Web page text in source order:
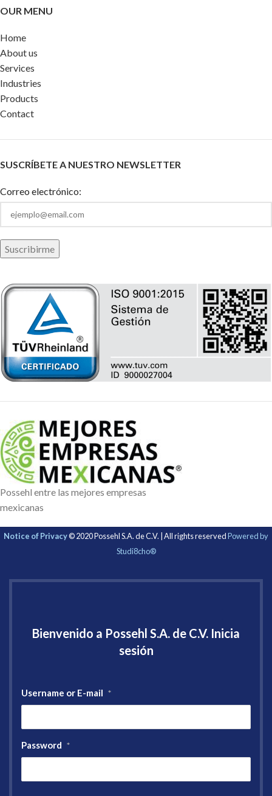
OUR MENU
Home
About us
Services
Industries
Products
Contact
SUSCRÍBETE A NUESTRO NEWSLETTER
Correo electrónico:
Possehl entre las mejores empresas
mexicanas
Notice of Privacy© 2020 Possehl S.A. de C.V. | All rights reservedPowered by
Studi8cho®
Bienvenido a Possehl S.A. de C.V. Inicia
sesión
Username or E-mail *
Password *